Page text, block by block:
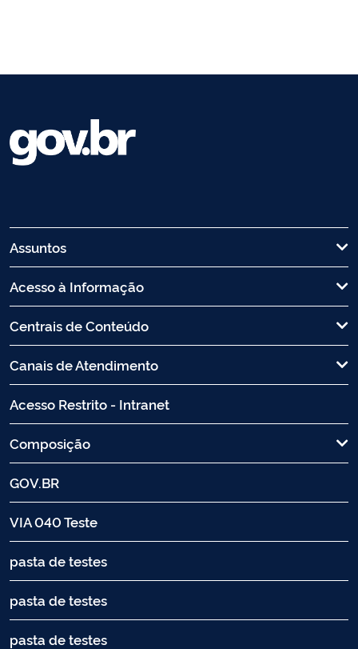
Assuntos
Acesso à Informação
Centrais de Conteúdo
Canais de Atendimento
Acesso Restrito - Intranet
Composição
GOV.BR
VIA 040 Teste
pasta de testes
pasta de testes
pasta de testes